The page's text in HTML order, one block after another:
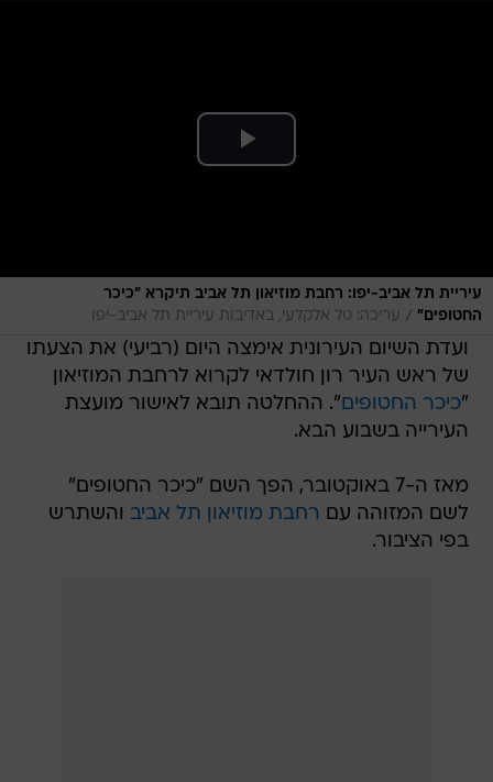
עיריית תל אביב-יפו: רחבת מוזיאון תל אביב תיקרא "כיכר
החטופים" / עריכה: טל אלקלעי, באדיבות עיריית תל אביב-יפו
ועדת השיום העירונית אימצה היום (רביעי) את הצעתו
של ראש העיר רון חולדאי לקרוא לרחבת המוזיאון
"כיכר החטופים". ההחלטה תובא לאישור מועצת
העירייה בשבוע הבא.
מאז ה-7 באוקטובר, הפך השם "כיכר החטופים"
לשם המזוהה עם רחבת מוזיאון תל אביב והשתרש
בפי הציבור.